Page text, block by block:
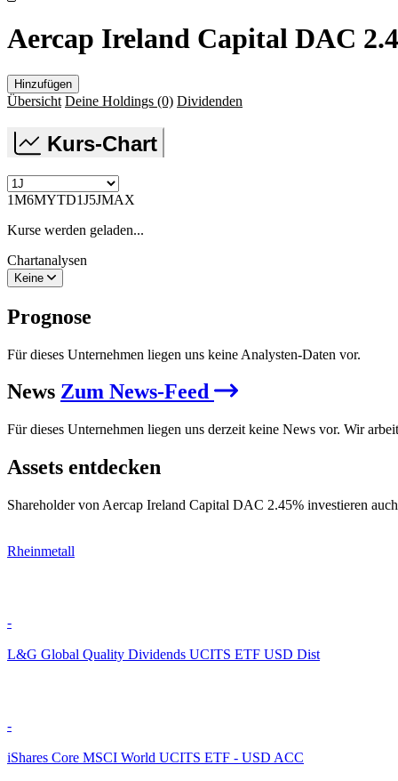
Aercap Ireland Capital DAC
Hinzufügen
Übersicht Deine Holdings (0) Dividenden
Kurs-Chart
1M6MYTD1J5JMAX
Kurse werden geladen...
Chartanalysen
Keine
Prognose
Für dieses Unternehmen liegen uns keine Analysten-Daten vor.
News Zum News-Feed
Für dieses Unternehmen liegen uns derzeit keine News vor. Wir
Assets entdecken
Shareholder von Aercap Ireland Capital DAC 2.45% investieren
Rheinmetall
-
L&G Global Quality Dividends UCITS ETF USD Dist
-
iShares Core MSCI World UCITS ETF - USD ACC